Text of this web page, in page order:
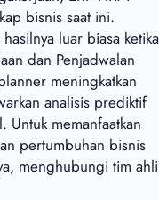
bisnis saat ini.
luar biasa ketika
dan Penjadwalan
meningkatkan
analisis prediktif
Untuk memanfaatkan
pertumbuhan bisnis
menghubungi tim ahli